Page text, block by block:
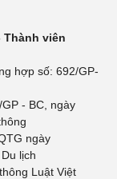
Thành viên
hợp số: 692/GP-
- BC, ngày
ngày
lịch
Luật Việt